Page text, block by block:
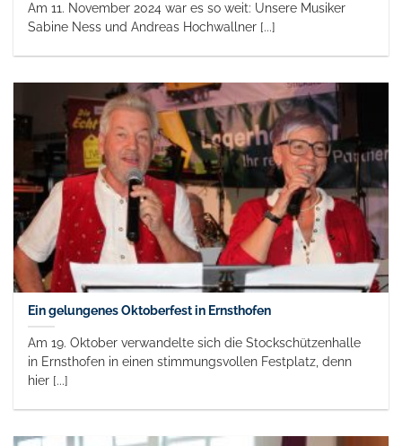
Am 11. November 2024 war es so weit: Unsere Musiker
Sabine Ness und Andreas Hochwallner [...]
Ein gelungenes Oktoberfest in Ernsthofen
Am 19. Oktober verwandelte sich die Stockschützenhalle
in Ernsthofen in einen stimmungsvollen Festplatz, denn
hier [...]